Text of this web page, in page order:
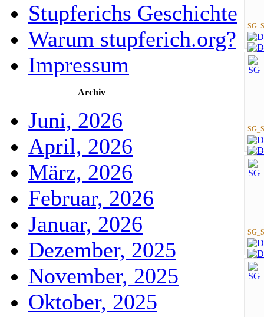
Stupferichs Geschichte
Warum stupferich.org?
Impressum
Archiv
Juni, 2026
April, 2026
März, 2026
Februar, 2026
Januar, 2026
Dezember, 2025
November, 2025
Oktober, 2025